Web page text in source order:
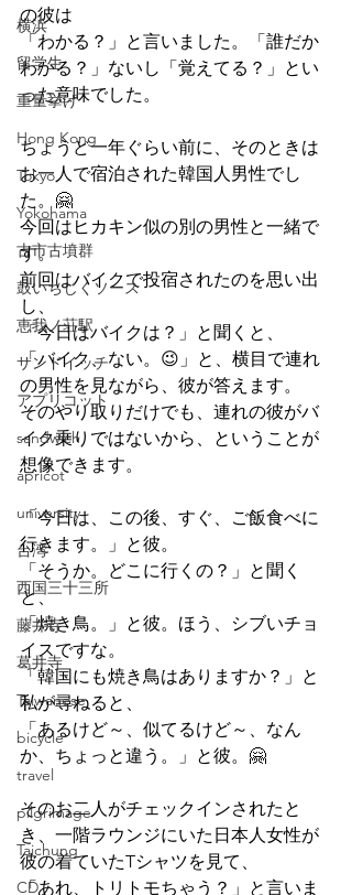
横浜
留学生
重量挙げ
Hong Kong
Tokyo
Yokohama
古市古墳群
鼓いちじくソース
恵我ノ荘駅
サンドイッチ
アプリコット
sandwich
apricot
university
台湾
西国三十三所
藤井寺
葛井寺
Taiwanese
bicycle
travel
pilgrimage
Taichung
CD
の彼は
「わかる？」と言いました。「誰だか
わかる？」ないし「覚えてる？」とい
った意味でした。
ちょうど一年ぐらい前に、そのときは
お一人で宿泊された韓国人男性でし
た。🤗
今回はヒカキン似の別の男性と一緒で
す。
前回はバイクで投宿されたのを思い出
し、
「今日はバイクは？」と聞くと、
「バイク、ない。😉」と、横目で連れ
の男性を見ながら、彼が答えます。
そのやり取りだけでも、連れの彼がバ
イク乗りではないから、ということが
想像できます。
「今日は、この後、すぐ、ご飯食べに
行きます。」と彼。
「そうか。どこに行くの？」と聞く
と、
「焼き鳥。」と彼。ほう、シブいチョ
イスですな。
「韓国にも焼き鳥はありますか？」と
私が尋ねると、
「あるけど～、似てるけど～、なん
か、ちょっと違う。」と彼。🤗
そのお二人がチェックインされたと
き、一階ラウンジにいた日本人女性が
彼の着ていたTシャツを見て、
「あれ、トリトモちゃう？」と言いま